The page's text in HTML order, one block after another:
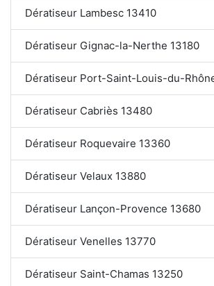
Dératiseur Lambesc 13410
Dératiseur Gignac-la-Nerthe 13180
Dératiseur Port-Saint-Louis-du-
Dératiseur Cabriès 13480
Dératiseur Roquevaire 13360
Dératiseur Velaux 13880
Dératiseur Lançon-Provence 13680
Dératiseur Venelles 13770
Dératiseur Saint-Chamas 13250